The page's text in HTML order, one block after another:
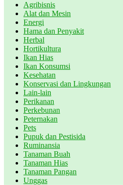
Agribisnis
Alat dan Mesin
Energi
Hama dan Penyakit
Herbal
Hortikultura
Ikan Hias
Ikan Konsumsi
Kesehatan
Konservasi dan Lingkungan
Lain-lain
Perikanan
Perkebunan
Peternakan
Pets
Pupuk dan Pestisida
Ruminansia
Tanaman Buah
Tanaman Hias
Tanaman Pangan
Unggas